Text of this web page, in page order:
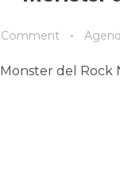
del Rock